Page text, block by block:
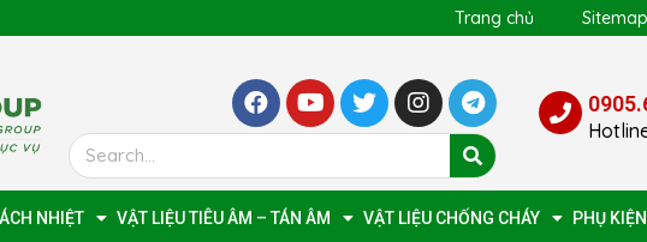
Trang chủ Sitemap
NHIỆT VẬT LIỆU TIÊU ÂM – TÁN ÂM VẬT LIỆU CHỐNG CHÁY PHỤ